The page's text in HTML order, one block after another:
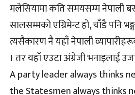
मलेसियामा कति समयसम्म नेपाली
सालसम्मको एग्रिमेन्ट हो, चाँडै पनि
त्यसैकारण नै यहाँ नेपाली
। तर यहाँ एउटा अंग्रेजी भनाइलाई
A party leader always thinks
the Statesmen always thinks